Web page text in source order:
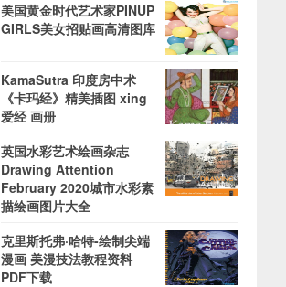
美国黄金时代艺术家PINUP
GIRLS美女招贴画高清图库
KamaSutra 印度房中术
《卡玛经》精美插图 xing
爱经 画册
英国水彩艺术绘画杂志
Drawing Attention
February 2020城市水彩素
描绘画图片大全
克里斯托弗·哈特-绘制尖端
漫画 美漫技法教程资料
PDF下载